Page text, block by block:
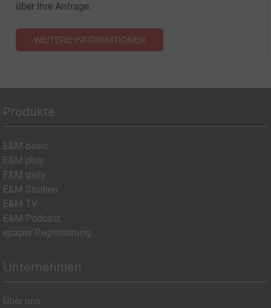
über Ihre Anfrage.
WEITERE INFORMATIONEN
Produkte
E&M basic
E&M plus
E&M daily
E&M Studien
E&M TV
E&M Podcast
epaper Registrierung
Unternehmen
Über uns